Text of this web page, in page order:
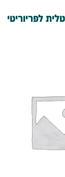
לפריוריטי